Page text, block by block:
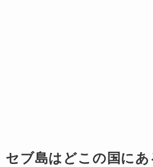
セブ島はどこの国にあ